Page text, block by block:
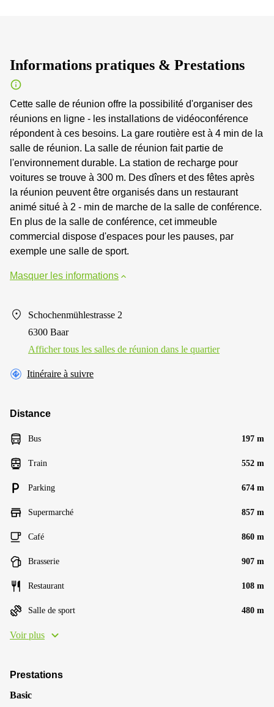
Informations pratiques & Prestations
Cette salle de réunion offre la possibilité d'organiser des
réunions en ligne - les installations de vidéoconférence
répondent à ces besoins. La gare routière est à 4 min de la
salle de réunion. La salle de réunion fait partie de
l'environnement durable. La station de recharge pour
voitures se trouve à 300 m. Des dîners et des fêtes après
la réunion peuvent être organisés dans un restaurant
animé situé à 2 - min de marche de la salle de conférence.
En plus de la salle de conférence, cet immeuble
commercial dispose d'espaces pour les pauses, par
exemple une salle de sport.
Masquer les informations
Schochenmühlestrasse 2
6300 Baar
Afficher tous les salles de réunion dans le quartier
Itinéraire à suivre
Distance
Bus 197 m
Train 552 m
Parking 674 m
Supermarché 857 m
Café 860 m
Brasserie 907 m
Restaurant 108 m
Salle de sport 480 m
Voir plus
Prestations
Basic